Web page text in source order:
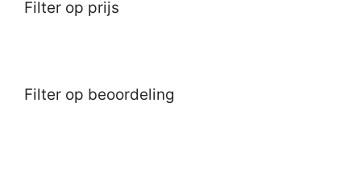
Filter op prijs
Filter op beoordeling